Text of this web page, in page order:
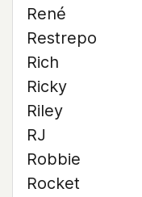
René
Restrepo
Rich
Ricky
Riley
RJ
Robbie
Rocket